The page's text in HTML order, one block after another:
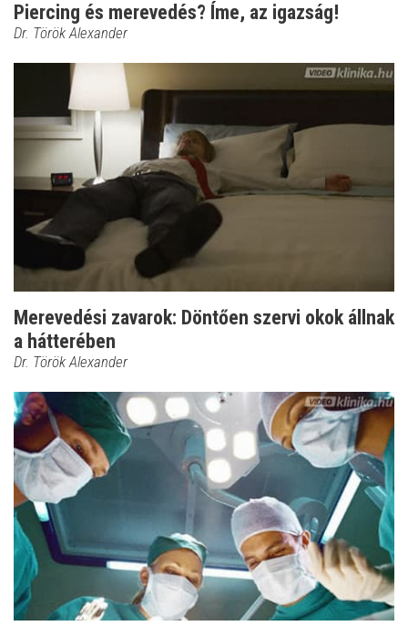
Piercing és merevedés? Íme, az igazság!
Dr. Török Alexander
Merevedési zavarok: Döntően szervi okok állnak
a hátterében
Dr. Török Alexander